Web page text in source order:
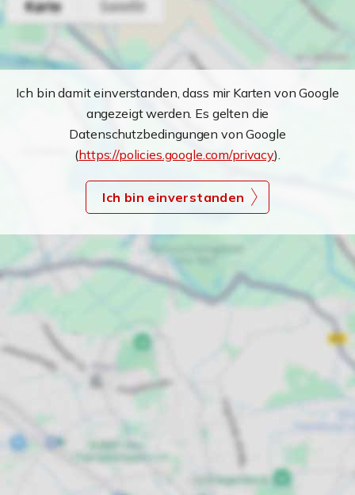
Ich bin damit einverstanden, dass mir Karten von Google
angezeigt werden. Es gelten die
Datenschutzbedingungen von Google
(https://policies.google.com/privacy).
Ich bin einverstanden